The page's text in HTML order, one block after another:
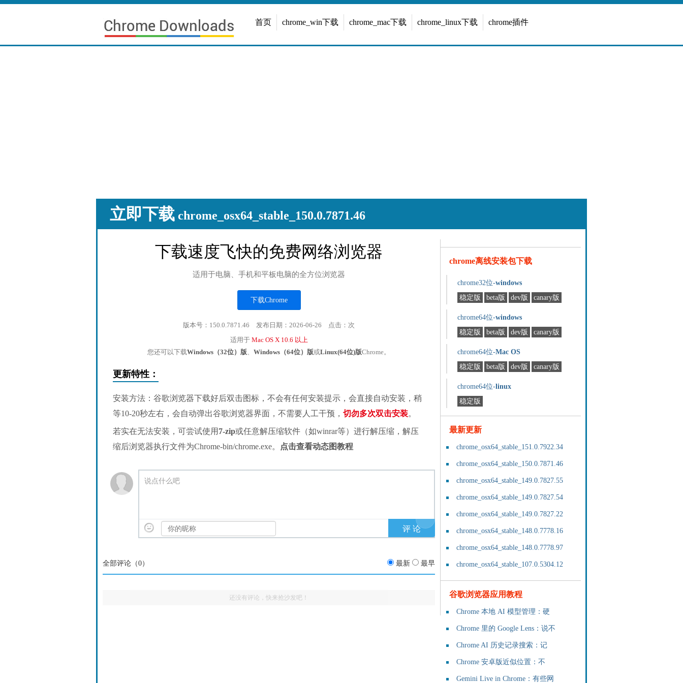
首页 chrome_win下载 chrome_mac下载 chrome_linux下载 chrome插件
立即下载 chrome_osx64_stable_150.0.7871.46
下载速度飞快的免费网络浏览器
适用于电脑、手机和平板电脑的全方位浏览器
下载Chrome
版本号：150.0.7871.46 发布日期：2026-06-26 点击： 次
适用于 Mac OS X 10.6 以上
您还可以下载Windows（32位）版、 Windows（64位）版或Linux(64位)版Chrome。
更新特性：
安装方法：谷歌浏览器下载好后双击图标，不会有任何安装提示，会直接自动安装，稍
等10-20秒左右，会自动弹出谷歌浏览器界面，不需要人工干预， 切勿多次双击安装。
若实在无法安装，可尝试使用 7-zip或任意解压缩软件（如winrar等）进行解压缩，解压
缩后浏览器执行文件为Chrome-bin/chrome.exe。
点击查看动态图教程
说点什么吧
全部评论（0） 最新 最早
还没有评论，快来抢沙发吧！
chrome离线安装包下载
chrome32位-windows
稳定版
beta版 dev版 canary版
chrome64位-windows
稳定版
beta版 dev版 canary版
chrome64位-Mac OS
稳定版
beta版 dev版 canary版
chrome64位-linux
稳定版
最新更新
chrome_osx64_stable_151.0.7922.34
chrome_osx64_stable_150.0.7871.46
chrome_osx64_stable_149.0.7827.55
chrome_osx64_stable_149.0.7827.54
chrome_osx64_stable_149.0.7827.22
chrome_osx64_stable_148.0.7778.16
chrome_osx64_stable_148.0.7778.97
chrome_osx64_stable_107.0.5304.12
谷歌浏览器应用教程
Chrome 本地 AI 模型管理：硬
Chrome 里的 Google Lens：说不
Chrome AI 历史记录搜索：记
Chrome 安卓版近似位置：不
Gemini Live in Chrome：有些网